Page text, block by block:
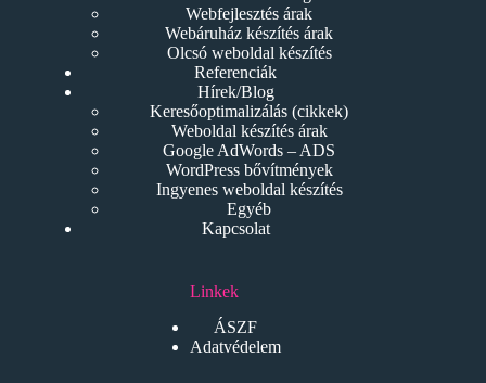
Webfejlesztés árak
Webáruház készítés árak
Olcsó weboldal készítés
Referenciák
Hírek/Blog
Keresőoptimalizálás (cikkek)
Weboldal készítés árak
Google AdWords – ADS
WordPress bővítmények
Ingyenes weboldal készítés
Egyéb
Kapcsolat
Linkek
ÁSZF
Adatvédelem